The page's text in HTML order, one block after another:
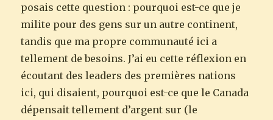
posais cette question : pourquoi est-ce que je
milite pour des gens sur un autre continent,
tandis que ma propre communauté ici a
tellement de besoins. J’ai eu cette réflexion en
écoutant des leaders des premières nations
ici, qui disaient, pourquoi est-ce que le Canada
dépensait tellement d’argent sur (le